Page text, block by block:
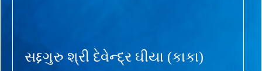
સદ્દગુરુ શ્રી દેવેન્દ્ર ઘીયા (કાકા)